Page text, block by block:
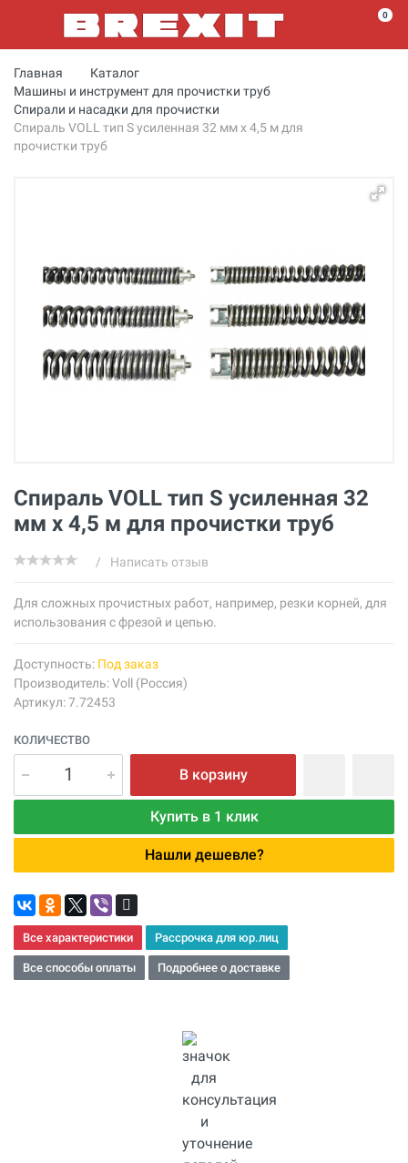
0
Главная
Каталог
Машины и инструмент для прочистки труб
Спирали и насадки для прочистки
Спираль VOLL тип S усиленная 32 мм х 4,5 м для
прочистки труб
Спираль VOLL тип S усиленная 32
мм х 4,5 м для прочистки труб
/ Написать отзыв
Для сложных прочистных работ, например, резки корней, для
использования с фрезой и цепью.
Доступность: Под заказ
Производитель:Voll (Россия)
Артикул: 7.72453
КОЛИЧЕСТВО
В корзину
Купить в 1 клик
Нашли дешевле?
Все характеристики Рассрочка для юр.лиц
Все способы оплаты Подробнее о доставке